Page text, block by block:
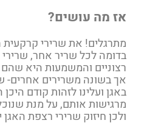
אז מה עושים?
מתרגלים! את שרירי קרקעית
בדומה לכל שריר אחר,
רצוניים והמשמעות היא שהם
אך בשונה משרירים אחרים-
באגן ועלינו לזהות קודם
מרגישות אותם, על מנת
ולכן חיזוק שרירי רצפת האגן